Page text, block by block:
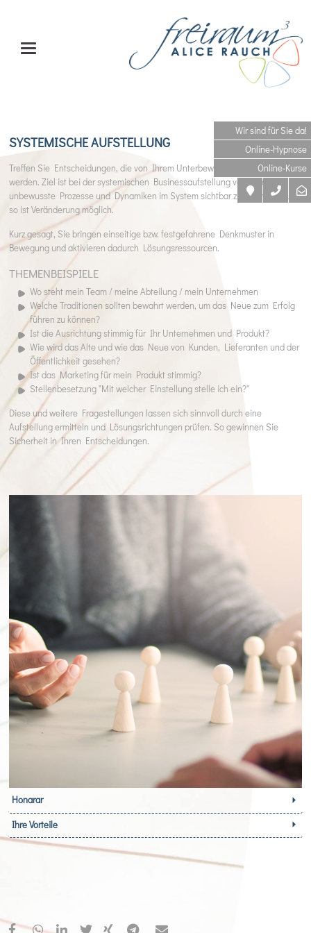
Wir sind für Sie da!
Online-Hypnose
Online-Kurse
SYSTEMISCHE AUFSTELLUNG
Treffen Sie Entscheidungen, die von Ihrem Unterbewusstsein unterstützt
werden. Ziel ist bei der systemischen Businessaufstellung verborgene,
unbewusste Prozesse und Dynamiken im System sichtbar zu machen - nur
so ist Veränderung möglich.
Kurz gesagt, Sie bringen einseitige bzw. festgefahrene Denkmuster in
Bewegung und aktivieren dadurch Lösungsressourcen.
THEMENBEISPIELE
Wo steht mein Team / meine Abteilung / mein Unternehmen
Welche Traditionen sollten bewahrt werden, um das Neue zum Erfolg
führen zu können?
Ist die Ausrichtung stimmig für Ihr Unternehmen und Produkt?
Wie wird das Alte und wie das Neue von Kunden, Lieferanten und der
Öffentlichkeit gesehen?
Ist das Marketing für mein Produkt stimmig?
Stellenbesetzung "Mit welcher Einstellung stelle ich ein?"
Diese und weitere Fragestellungen lassen sich sinnvoll durch eine
Aufstellung ermitteln und Lösungsrichtungen prüfen. So gewinnen Sie
Sicherheit in Ihren Entscheidungen.
Honarar
Ihre Vorteile